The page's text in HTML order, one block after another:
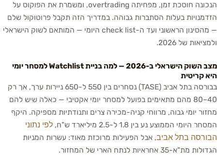
הנכונה חוסכת זמן, מפחיתה overtrading, ומשמרת את הפוקוס על
הזדמנויות בעלות הסתברות גבוהה. במדריך הזה תקבל פרוטוקול שלם
— מהסינון הראשוני ועד ה-check list היומי — המותאם לשוק הישראלי
ולמציאות של 2026.
מצב השוק הישראלי ב-2026 — למה בניית Watchlist למסחר יומי
היא קריטית
בבורסה בתל אביב (TASE) נסחרים בין 550 ל-650 ניירות ערך, אך רק
40–80 מהם מתאימים בפועל למסחר יומי אקטיבי — כאלה שיש להם
מחזור יומי גבוה, מרווחי קניה-מכירה צרים ותנודתיות מספיקה. היקף
המסחר היומי הממוצע נע בין 1.8 ל-2.5 מיליארד ש"ח,
לפי נתוני
הבורסה בתל אביב, אבל הפעילות מרוכזת מאוד: עשרות המניות
הגדולות מת"א-35 אחראיות לנתח הארי של המחזור.